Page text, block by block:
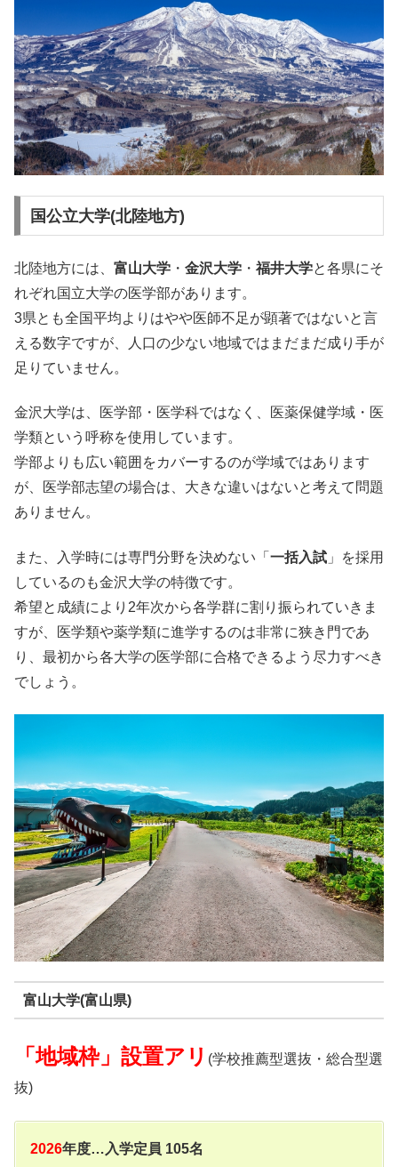
国公立大学(北陸地方)
北陸地方には、 富山大学 ・ 金沢大学 ・ 福井大学と各県にそ
れぞれ国立大学の医学部があります。
3県とも全国平均よりはやや医師不足が顕著ではないと言
える数字ですが、人口の少ない地域ではまだまだ成り手が
足りていません。
金沢大学は、医学部・医学科ではなく、医薬保健学域・医
学類という呼称を使用しています。
学部よりも広い範囲をカバーするのが学域ではあります
が、医学部志望の場合は、大きな違いはないと考えて問題
ありません。
また、入学時には専門分野を決めない「 一括入試 」を採用
しているのも金沢大学の特徴です。
希望と成績により2年次から各学群に割り振られていきま
すが、医学類や薬学類に進学するのは非常に狭き門であ
り、最初から各大学の医学部に合格できるよう尽力すべき
でしょう。
富山大学(富山県)
「地域枠」設置アリ (学校推薦型選抜・総合型選
抜)
2026年度…入学定員 105名